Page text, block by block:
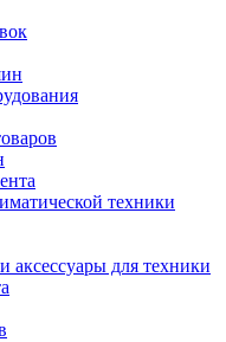
техники
аксессуары для техники